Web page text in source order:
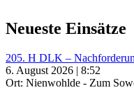
Neueste Einsätze
205. H DLK –
6. August 2026 | 8:52
Ort: Nienwohlde - Zum